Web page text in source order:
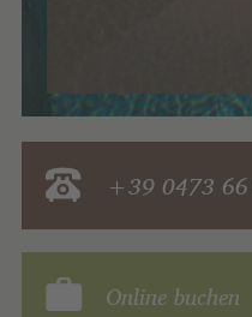
+39 0473
Online buchen